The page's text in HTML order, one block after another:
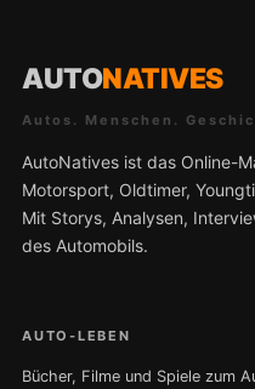
AUTONATIVES
Autos. Menschen.
AutoNatives ist das Online-
Motorsport, Oldtimer,
Mit Storys, Analysen,
des Automobils.
AUTO-LEBEN
Bücher, Filme und Spiele zum